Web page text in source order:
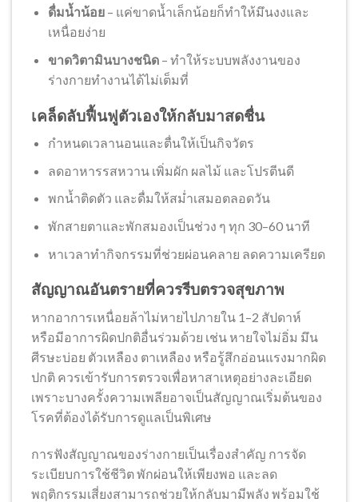
ดื่มน้ำน้อย– แค่ขาดน้ำเล็กน้อยก็ทำให้มึนงงและ
เหนื่อยง่าย
ขาดวิตามินบางชนิด– ทำให้ระบบพลังงานของ
ร่างกายทำงานได้ไม่เต็มที่
เคล็ดลับฟื้นฟูตัวเองให้กลับมาสดชื่น
กำหนดเวลานอนและตื่นให้เป็นกิจวัตร
ลดอาหารรสหวาน เพิ่มผัก ผลไม้ และโปรตีนดี
พกน้ำติดตัว และดื่มให้สม่ำเสมอตลอดวัน
พักสายตาและพักสมองเป็นช่วง ๆ ทุก 30–60 นาที
หาเวลาทำกิจกรรมที่ช่วยผ่อนคลาย ลดความเครียด
สัญญาณอันตรายที่ควรรีบตรวจสุขภาพ
หากอาการเหนื่อยล้าไม่หายไปภายใน 1–2 สัปดาห์
หรือมีอาการผิดปกติอื่นร่วมด้วย เช่น หายใจไม่อิ่ม มึน
ศีรษะบ่อย ตัวเหลือง ตาเหลือง หรือรู้สึกอ่อนแรงมากผิด
ปกติ ควรเข้ารับการตรวจเพื่อหาสาเหตุอย่างละเอียด
เพราะบางครั้งความเพลียอาจเป็นสัญญาณเริ่มต้นของ
โรคที่ต้องได้รับการดูแลเป็นพิเศษ
การฟังสัญญาณของร่างกายเป็นเรื่องสำคัญ การจัด
ระเบียบการใช้ชีวิต พักผ่อนให้เพียงพอ และลด
พฤติกรรมเสี่ยงสามารถช่วยให้กลับมามีพลัง พร้อมใช้